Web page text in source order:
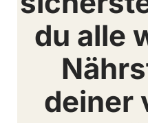
du alle
deiner